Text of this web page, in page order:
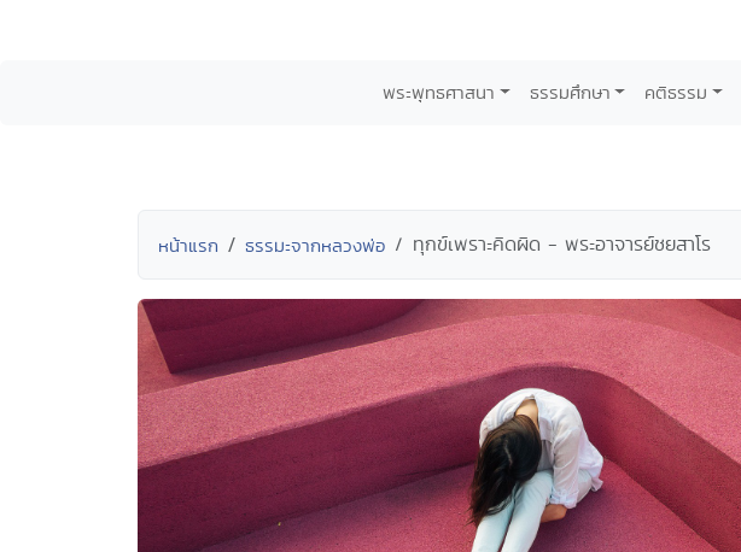
พระพุทธศาสนา ธรรมศึกษา คติธรรม
หน้าแรก ธรรมะจากหลวงพ่อ ทุกข์เพราะคิดผิด - พระอาจารย์ชยสาโร